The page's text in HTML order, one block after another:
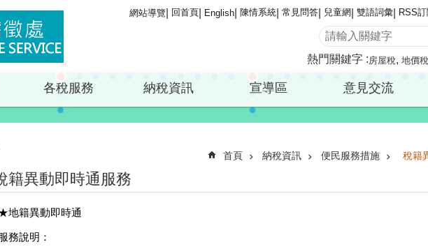
網站導覽 回首頁 English 陳情系統 常見問答 兒童網 雙語詞彙 RSS訂
熱門關鍵字
房屋稅 地價稅
各稅服務 納稅資訊 宣導區 意見交流
首頁 納稅資訊 便民服務措施 稅籍
籍異動即時通服務
地籍異動即時通
務說明：